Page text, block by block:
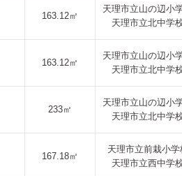
163.12㎡
天理市立山の辺小
天理市立北中学
163.12㎡
天理市立山の辺小
天理市立北中学
233㎡
天理市立山の辺小
天理市立北中学
167.18㎡
天理市立前栽小学
天理市立西中学